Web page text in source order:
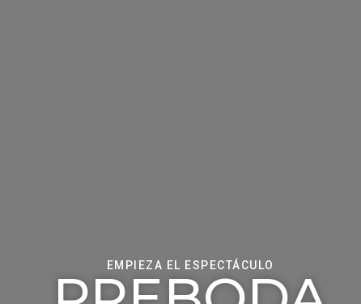
EMPIEZA EL ESPECTÁCULO